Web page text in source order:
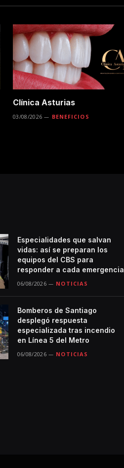
Clínica Asturias
03/08/2026 BENEFICIOS
Especialidades que salvan
vidas: así se preparan los
equipos del CBS para
responder a cada emergencia
06/08/2026 NOTICIAS
Bomberos de Santiago
desplegó respuesta
especializada tras incendio
en Línea 5 del Metro
06/08/2026 NOTICIAS